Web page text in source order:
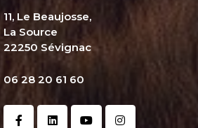
11, Le Beaujosse,
La Source
22250 Sévignac
06 28 20 61 60